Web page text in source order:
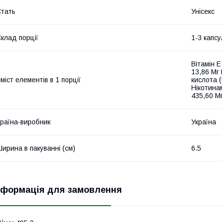
Унісекс
порції 1-3
елементів в 1 порції
Вітамін
13,86 Мг
кислота
435,60
виробник Україна
в пакуванні (см) 6.5
для замовлення